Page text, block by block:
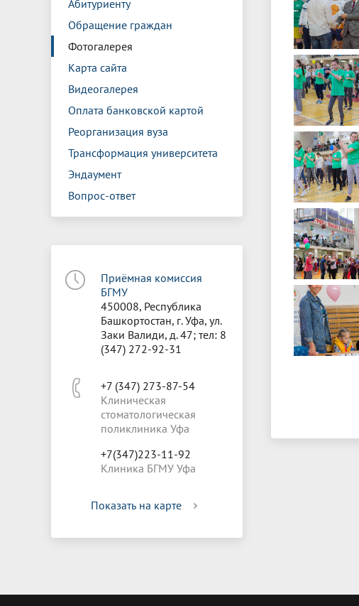
Абитуриенту
Обращение граждан
Фотогалерея
Карта сайта
Видеогалерея
Оплата банковской картой
Реорганизация вуза
Трансформация университета
Эндаумент
Вопрос-ответ
Приёмная комиссия
БГМУ
450008, Республика
Башкортостан, г. Уфа, ул.
Заки Валиди, д. 47; тел: 8
(347) 272-92-31
+7 (347) 273-87-54
Клиническая
стоматологическая
поликлиника Уфа
+7(347)223-11-92
Клиника БГМУ Уфа
Показать на карте